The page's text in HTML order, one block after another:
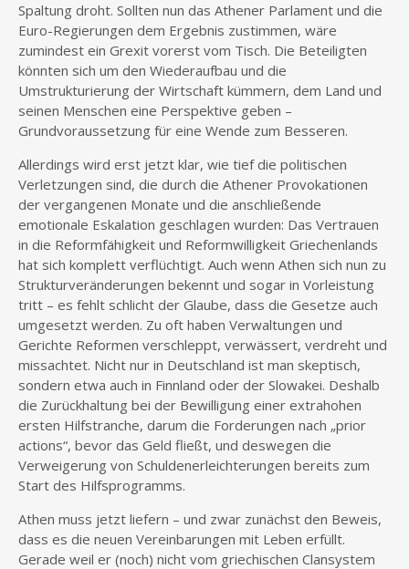
Spaltung droht. Sollten nun das Athener Parlament und die
Euro-Regierungen dem Ergebnis zustimmen, wäre
zumindest ein Grexit vorerst vom Tisch. Die Beteiligten
könnten sich um den Wiederaufbau und die
Umstrukturierung der Wirtschaft kümmern, dem Land und
seinen Menschen eine Perspektive geben –
Grundvoraussetzung für eine Wende zum Besseren.
Allerdings wird erst jetzt klar, wie tief die politischen
Verletzungen sind, die durch die Athener Provokationen
der vergangenen Monate und die anschließende
emotionale Eskalation geschlagen wurden: Das Vertrauen
in die Reformfähigkeit und Reformwilligkeit Griechenlands
hat sich komplett verflüchtigt. Auch wenn Athen sich nun zu
Strukturveränderungen bekennt und sogar in Vorleistung
tritt – es fehlt schlicht der Glaube, dass die Gesetze auch
umgesetzt werden. Zu oft haben Verwaltungen und
Gerichte Reformen verschleppt, verwässert, verdreht und
missachtet. Nicht nur in Deutschland ist man skeptisch,
sondern etwa auch in Finnland oder der Slowakei. Deshalb
die Zurückhaltung bei der Bewilligung einer extrahohen
ersten Hilfstranche, darum die Forderungen nach „prior
actions“, bevor das Geld fließt, und deswegen die
Verweigerung von Schuldenerleichterungen bereits zum
Start des Hilfsprogramms.
Athen muss jetzt liefern – und zwar zunächst den Beweis,
dass es die neuen Vereinbarungen mit Leben erfüllt.
Gerade weil er (noch) nicht vom griechischen Clansystem